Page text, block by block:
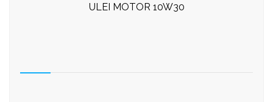
ULEI MOTOR 10W30